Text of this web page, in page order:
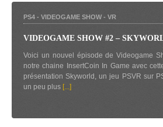
PS4 - VIDEOGAME SHOW- VR
VIDEOGAME SHOW #2 –
Voici un nouvel épisode de Videogame
notre chaine InsertCoin In Game avec
présentation Skyworld, un jeu PSVR sur
un peu plus [...]